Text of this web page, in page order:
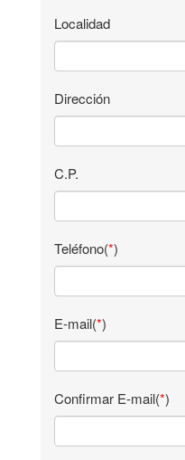
Localidad
Dirección
C.P.
Teléfono(*)
E-mail(*)
Confirmar E-mail(*)